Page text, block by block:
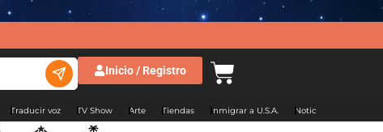
Inicio / Registro
Traducir voz TV Show Arte Tiendas Inmigrar a U.S.A. Noticias Argentina